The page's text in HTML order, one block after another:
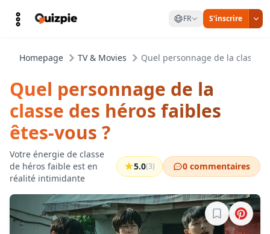
FR S'inscrire
Homepage TV & Movies Quel personnage de la classe
Quel personnage de la
classe des héros faibles
êtes-vous ?
Votre énergie de classe
de héros faible est en
réalité intimidante
5.0(3) 0 commentaires